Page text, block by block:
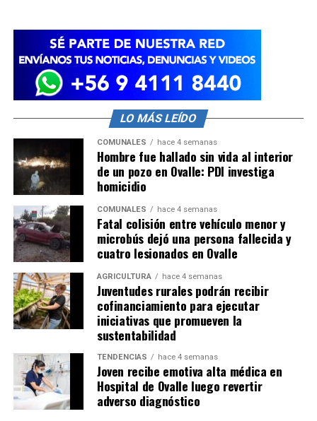
LO MÁS LEÍDO
COMUNALES hace 4 semanas
Hombre fue hallado sin vida al interior
de un pozo en Ovalle: PDI investiga
homicidio
COMUNALES hace 4 semanas
Fatal colisión entre vehículo menor y
microbús dejó una persona fallecida y
cuatro lesionados en Ovalle
AGRICULTURA hace 4 semanas
Juventudes rurales podrán recibir
cofinanciamiento para ejecutar
iniciativas que promueven la
sustentabilidad
TENDENCIAS hace 4 semanas
Joven recibe emotiva alta médica en
Hospital de Ovalle luego revertir
adverso diagnóstico